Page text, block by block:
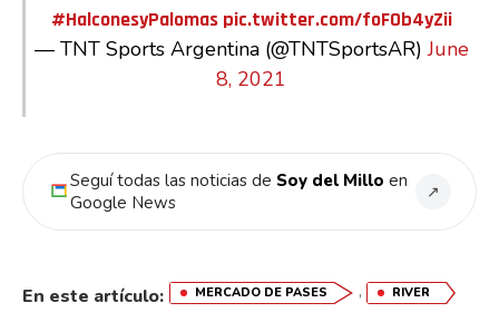
#HalconesyPalomas pic.twitter.com/foF0b4yZii
— TNT Sports Argentina (@TNTSportsAR)June
8, 2021
Seguí todas las noticias de Soy del Millo en
Google News
↗
En este artículo: MERCADO DE PASES , RIVER